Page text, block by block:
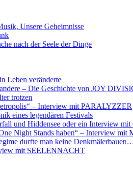
Unsere Geheimnisse
nach der Seele der Dinge
Leben veränderte
– Die Geschichte von JOY
trotzen
– Interview mit PARALYZZER
eines legendären Festivals
und Hiddensee oder ein Interview
Night Stands haben“ – Interview
durfte man keine
mit SEELENNACHT